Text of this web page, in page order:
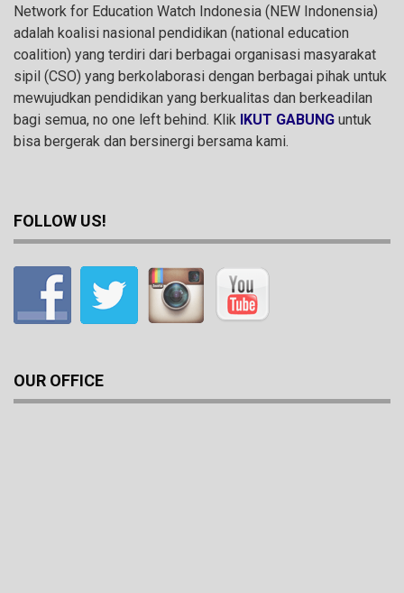
Network for Education Watch Indonesia (NEW Indonensia)
adalah koalisi nasional pendidikan (national education
coalition) yang terdiri dari berbagai organisasi masyarakat
sipil (CSO) yang berkolaborasi dengan berbagai pihak untuk
mewujudkan pendidikan yang berkualitas dan berkeadilan
bagi semua, no one left behind. Klik IKUT GABUNG untuk
bisa bergerak dan bersinergi bersama kami.
FOLLOW US!
OUR OFFICE